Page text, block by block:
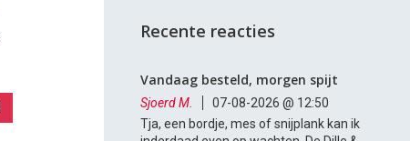
Recente reacties
Vandaag besteld, morgen spijt
Sjoerd M.
07-08-2026 @ 12:50
Tja, een bordje, mes of snijplank kan ik